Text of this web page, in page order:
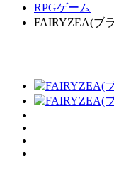
RPGゲーム
FAIRYZEA(ブ